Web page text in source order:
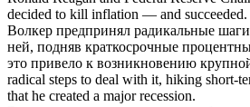
decided to kill inflation — and succeeded.
Волкер предпринял радикальные
ней, подняв краткосрочные
это привело к возникновению
radical steps to deal with it, hiking short-
that he created a major recession.